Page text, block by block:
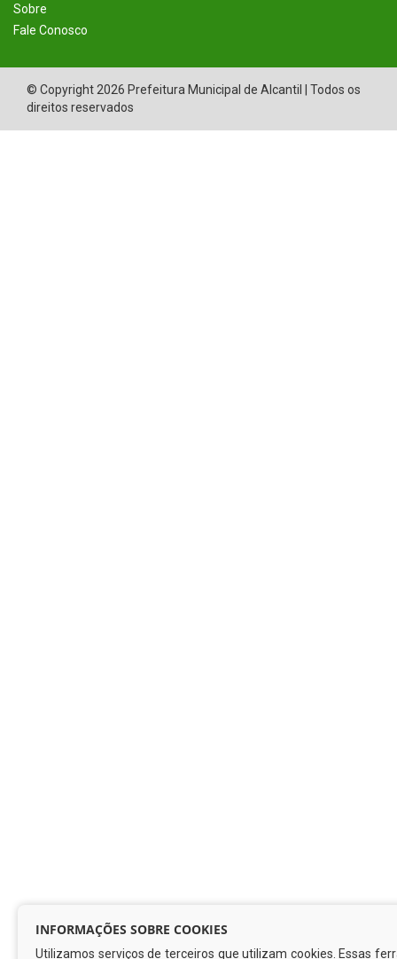
Sobre
Fale Conosco
© Copyright 2026 Prefeitura Municipal de Alcantil | Todos os
direitos reservados
INFORMAÇÕES SOBRE COOKIES
Utilizamos serviços de terceiros que utilizam cookies. Essas